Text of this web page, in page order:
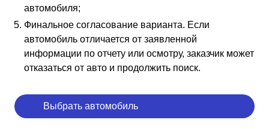
автомобиля;
Финальное согласование варианта. Если
автомобиль отличается от заявленной
информации по отчету или осмотру, заказчик может
отказаться от авто и продолжить поиск.
Выбрать автомобиль